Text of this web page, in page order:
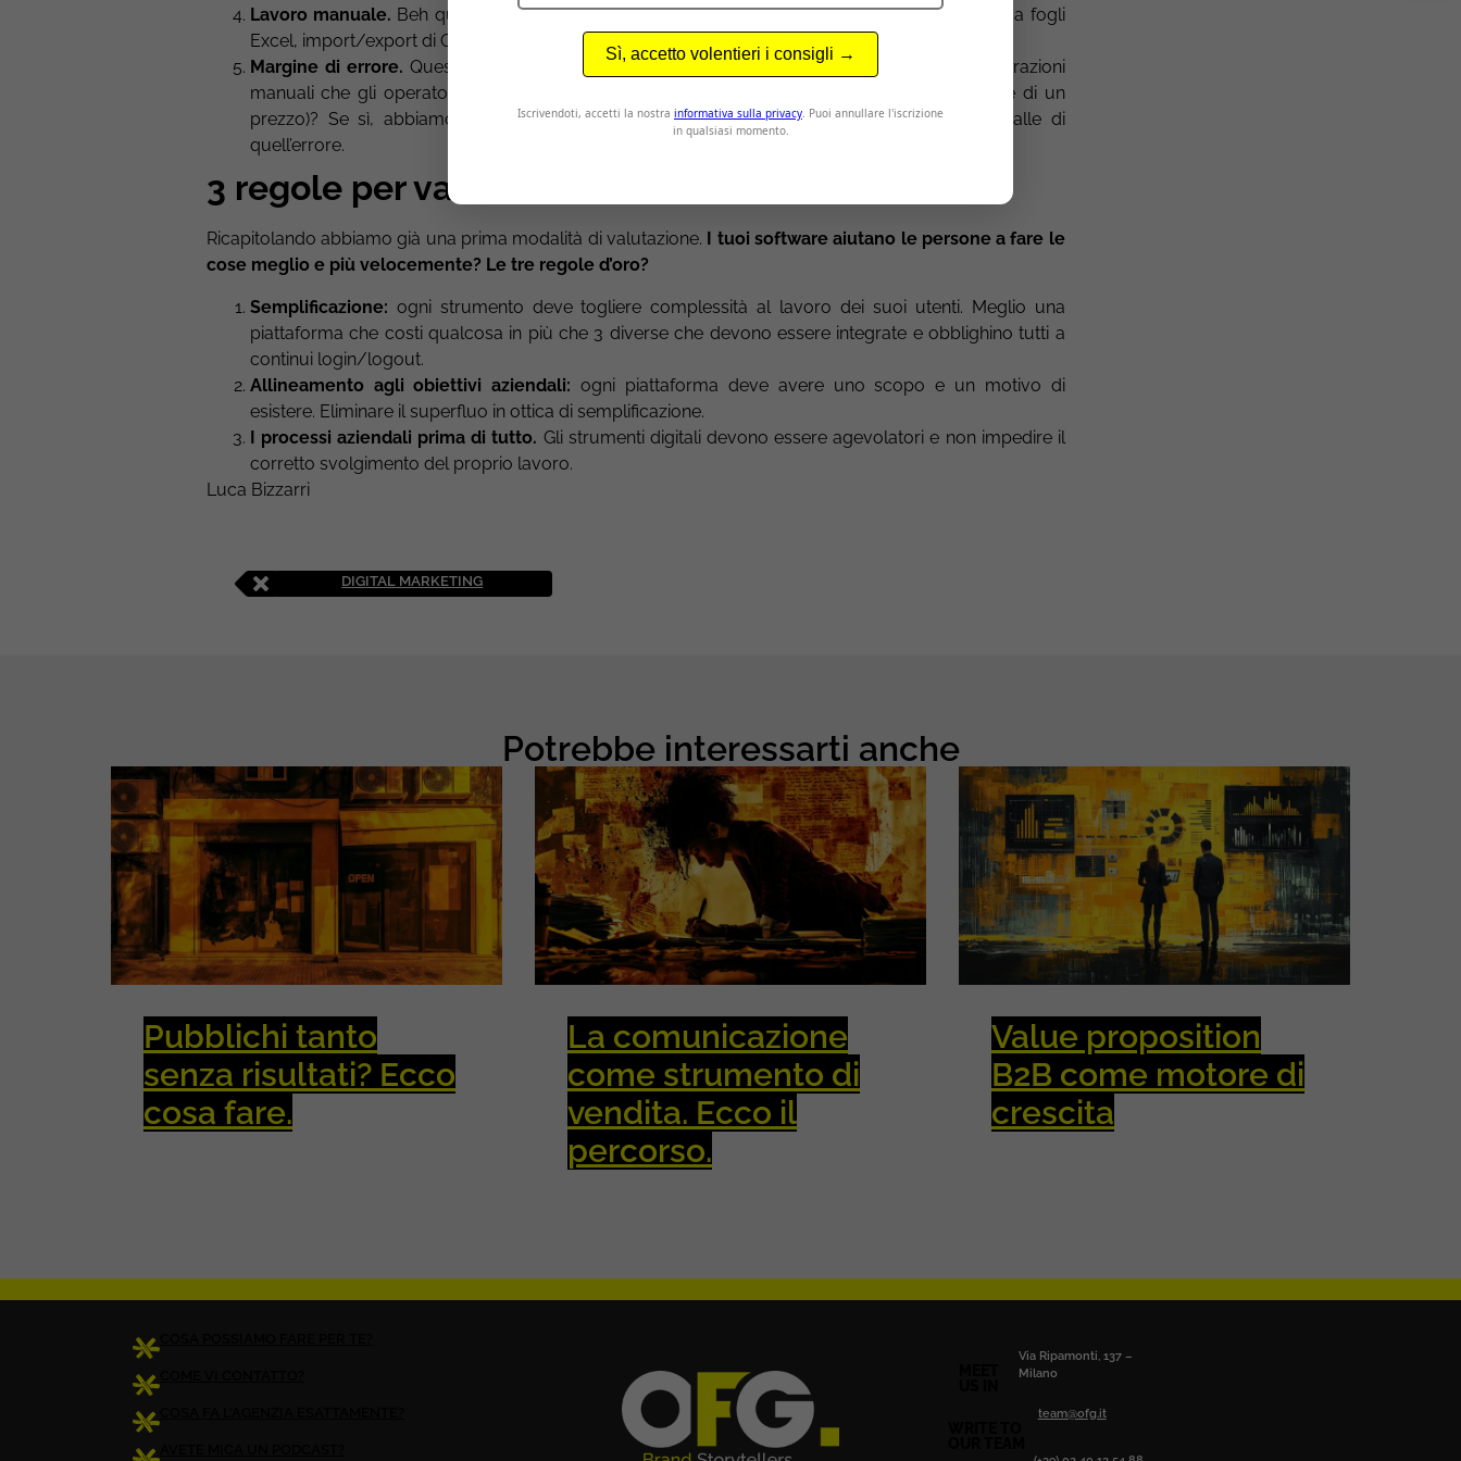
Lavoro manuale. Beh questa è semplice: se il passaggio di dati da un software all’altro implica fogli
Excel, import/export di CSV o imputazioni manuali, c’è qualcosa che non va come dovrebbe.
Margine di errore.Quest’ultimo punto è strettamente collegato al precedente: eventuali operazioni
manuali che gli operatori svolgono sono particolarmente delicate (ad esempio l’imputazione di un
prezzo)? Se sì, abbiamo un ampio margine di rischio sui dati che verranno generati a valle di
quell’errore.
3 regole per valutare un software.
Ricapitolando abbiamo già una prima modalità di valutazione. I tuoi software aiutano le persone a fare le
cose meglio e più velocemente? Le tre regole d’oro?
Semplificazione: ogni strumento deve togliere complessità al lavoro dei suoi utenti. Meglio una
piattaforma che costi qualcosa in più che 3 diverse che devono essere integrate e obblighino tutti a
continui login/logout.
Allineamento agli obiettivi aziendali:ogni piattaforma deve avere uno scopo e un motivo di
esistere. Eliminare il superfluo in ottica di semplificazione.
I processi aziendali prima di tutto. Gli strumenti digitali devono essere agevolatori e non impedire il
corretto svolgimento del proprio lavoro.
Luca Bizzarri
DIGITAL MARKETING
Potrebbe interessarti anche
Pubblichi tanto
senza risultati? Ecco
cosa fare.
La comunicazione
come strumento di
vendita. Ecco il
percorso.
Value proposition
B2B come motore di
crescita
Via Ripamonti, 137 –
Milano
team@ofg.it